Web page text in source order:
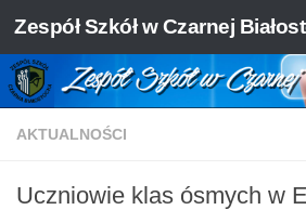
Skip to content
Zespół Szkół w Czarnej
AKTUALNOŚCI
Uczniowie klas ósmych w